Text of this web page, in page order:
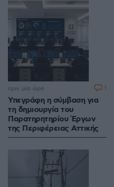
Υπεγράφη η σύμβαση για
τη δημιουργία του
Παρατηρητηρίου Έργων
της Περιφέρειας Αττικής
πριν μία ώρα 1